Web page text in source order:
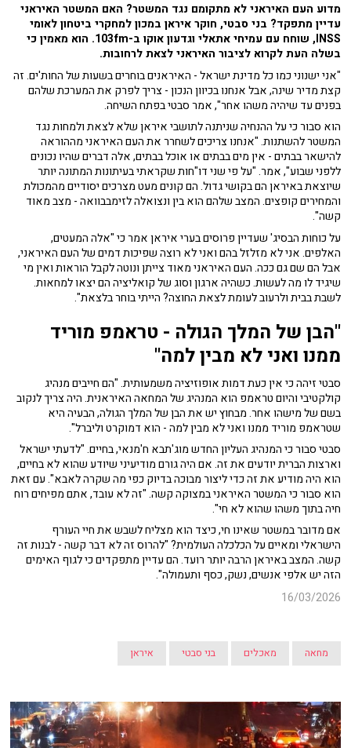
מדוע העם האיראני לא מתקומם נגד המשטר? האם המשטר האיראני
עדיין מתפקד? בני סבטי, חוקר איראן במכון למחקרי ביטחון לאומי
INSS, שוחח עם עמיחי אתאלי וגדעון אוקו ב-103fm. הוא מאמין כי
בשלה העת לקרוא לציבור האיראני לצאת לרחובות.
"אני ישנוני כמו כל מדינת ישראל - האיראנים בוחרים בשעות של החות'ים. זה
קצת מדיר שינה, אבל אנחנו בכיוון הנכון - צריך לפרק את המערכת שלהם
בפנים עד שיהיה משהו אחר", אמר סבטי בפתח השיחה.
הוא סבור כי על ההנחיה שניתנה לתושבי איראן שלא לצאת ולמחות נגד
המשטר להשתנות. "אנחנו צריכים לשחרר את העם האיראני מההוראה
להישאר בבתים - אין מים בבתים או אוכל בבתים, אלה דברים שהיו נכונים
ללפני שבוע", אמר. "על פי שני דו"חות שקראתי בעיתונות המתונה יותר
שיוצאת באיראן הם בקושי גדול. הם קונים מעט מצרכים יסודיים מהמכולת
והמחירים קופצים. המצב שלהם הוא בין ונצואלה לזימבבוואה - מצב מאוד
קשה".
על כוחות הבסיג' שעדיין פרוסים בערי איראן אמר כי "אלה המעטים,
האלפים. אני לא מזלזל בהם ואני לא רוצה שפיכות דמים של העם האיראני,
אבל הם שם גם ככה. העם האיראני מאוד צייתן ונוטה לקבל הוראות ואין מי
שיגיד לו מה לעשות. כשהיה ארגון וסוג של קואליציה הם יצאו למחאות.
לשבת בבית ולרעוב לעומת לצאת החוצה? הייתי בוחר בלצאת".
"הבן של המלך הגולה - טראמפ מוריד
ממנו ואני לא מבין למה"
סבטי זיהה כי אין כעת דמות אופוזיציה משמעותית. "הם חייבים מנהיג
קולקטיבי והיום טראמפ הוא המנהיג של המחאה האיראנית. היה צריך לנקוב
בשם של מישהו אחר. מבחוץ יש את הבן של המלך הגולה, הבעיה היא
שטראמפ מוריד ממנו ואני לא מבין למה - הוא דמוקרט וליברל".
סבטי סבור כי המנהיג העליון החדש מוג'תבא ח'מנאי, בחיים. "לדעתי ישראל
וארצות הברית יודעים את זה. אם היה גורם מודיעיני שיודע שהוא לא בחיים,
הוא היה מודיע את זה כדי ליצור מבוכה בדיוק כפי מה שקרה לאבא". עם זאת
הוא סבור כי המשטר האיראני במצוקה קשה. "זה לא עובד, אתם מפיחים רוח
חיה בתוך משהו שהוא לא חי".
אם מדובר במשטר שאינו חי, כיצד הוא מצליח לשבש את חיי העורף
הישראלי ומאיים על הכלכלה העולמית? "להרוס זה לא דבר קשה - לבנות זה
קשה. המצב באיראן הרבה יותר רועד. הם עדיין מתפקדים כי לגוף האימים
הזה יש אלפי אנשים, נשק, כסף ותעמולה".
16/03/2026
מחאה מאכלים בני סבטי איראן